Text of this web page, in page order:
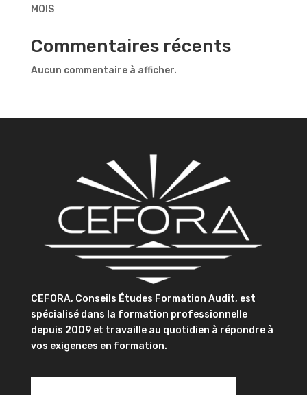
MOIS
Commentaires récents
Aucun commentaire à afficher.
CEFORA, Conseils Études Formation Audit, est
spécialisé dans la formation professionnelle
depuis 2009 et travaille au quotidien à répondre à
vos exigences en formation.